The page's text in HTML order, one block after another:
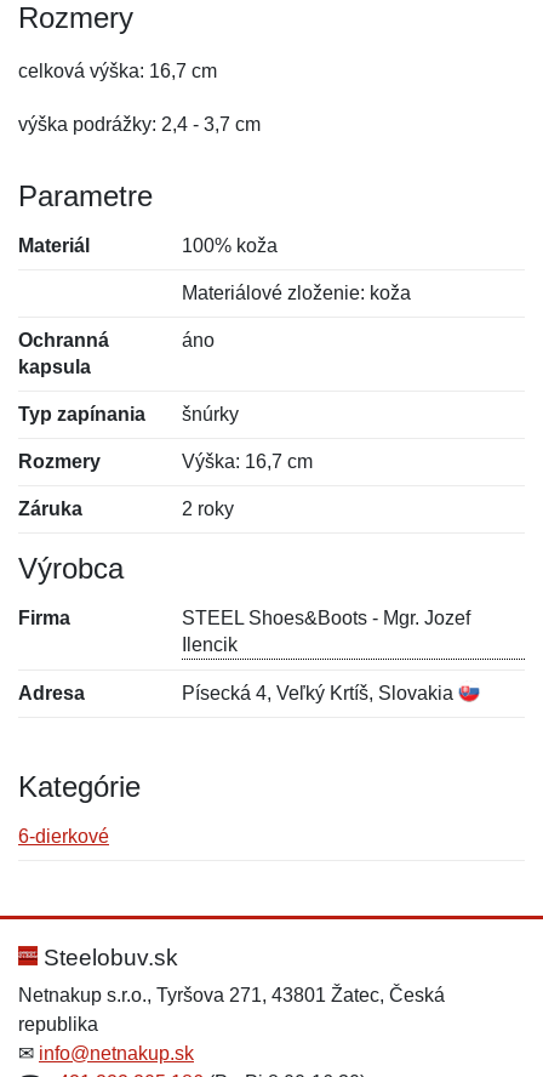
Rozmery
celková výška: 16,7 cm
výška podrážky: 2,4 - 3,7 cm
Parametre
Materiál 100% koža
Materiálové zloženie: koža
Ochranná
kapsula
áno
Typ zapínania šnúrky
Rozmery Výška: 16,7 cm
Záruka 2 roky
Výrobca
Firma
STEEL Shoes&Boots - Mgr. Jozef
Ilencik
Adresa Písecká 4, Veľký Krtíš, Slovakia
Kategórie
6-dierkové
Hodnotenie:
Meno:*
Meno:
E-mail:*
Steelobuv.sk
Netnakup s.r.o., Tyršova 271, 43801 Žatec, Česká
republika
✉ info@netnakup.sk